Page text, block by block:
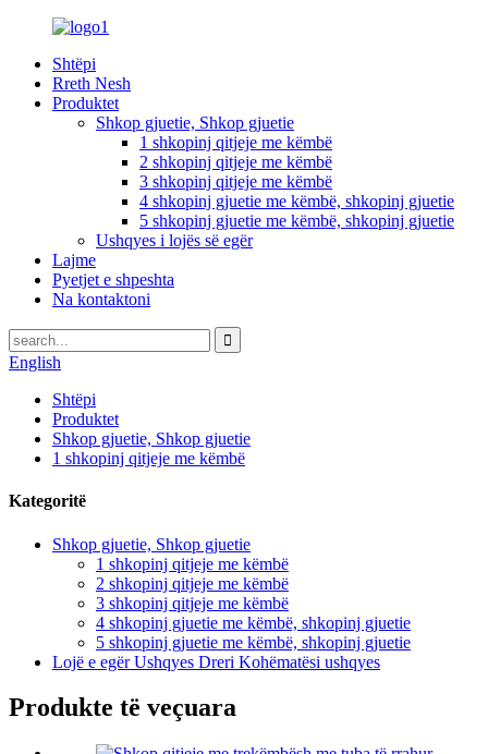
Shtëpi
Rreth Nesh
Produktet
Shkop gjuetie, Shkop gjuetie
1 shkopinj qitjeje me këmbë
2 shkopinj qitjeje me këmbë
3 shkopinj qitjeje me këmbë
4 shkopinj gjuetie me këmbë, shkopinj gjuetie
5 shkopinj gjuetie me këmbë, shkopinj gjuetie
Ushqyes i lojës së egër
Lajme
Pyetjet e shpeshta
Na kontaktoni
English
Shtëpi
Produktet
Shkop gjuetie, Shkop gjuetie
1 shkopinj qitjeje me këmbë
Kategoritë
Shkop gjuetie, Shkop gjuetie
1 shkopinj qitjeje me këmbë
2 shkopinj qitjeje me këmbë
3 shkopinj qitjeje me këmbë
4 shkopinj gjuetie me këmbë, shkopinj gjuetie
5 shkopinj gjuetie me këmbë, shkopinj gjuetie
Lojë e egër Ushqyes Dreri Kohëmatësi ushqyes
Produkte të veçuara